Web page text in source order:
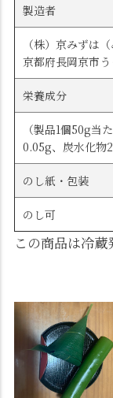
製造者
（株）京みずは
京都府長岡京市
栄養成分
（製品1個50g当
0.05g、炭水化物
のし紙・包装
のし可
この商品は冷蔵